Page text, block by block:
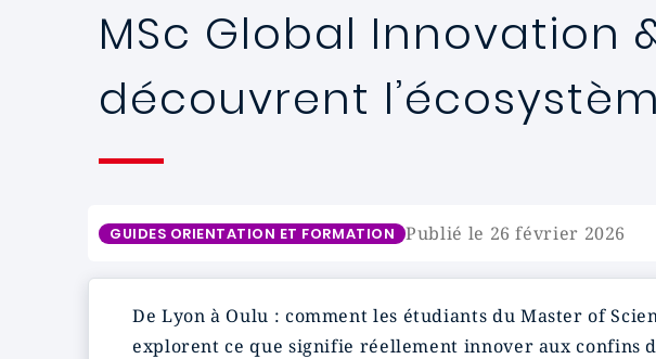
MSc Global Innovation
découvrent
GUIDES ORIENTATION ET FORMATION Publié le 26 février 2026
De Lyon à Oulu : comment les étudiants du Master of
explorent ce que signifie réellement innover aux confins